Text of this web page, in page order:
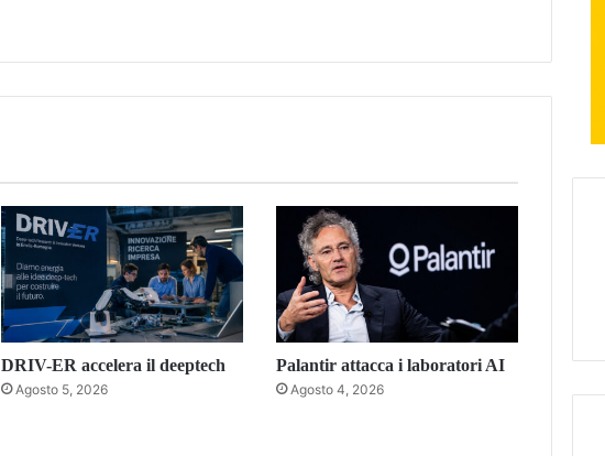
DRIV-ER accelera il deeptech
Agosto 5, 2026
Palantir attacca i laboratori AI
Agosto 4, 2026